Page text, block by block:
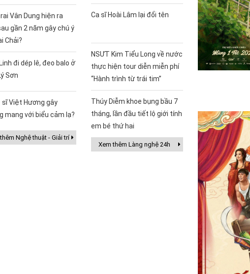
Vân Dung hiện ra
gần 2 năm gây chú ý
Chải?
đi dép lê, đeo balo ở
Sơn
sĩ Việt Hương gây
mang với biểu cảm lạ?
Nghệ thuật - Giải trí
Ca sĩ Hoài Lâm lại đổi tên
NSƯT Kim Tiểu Long về nước
thực hiện tour diễn miễn phí
“Hành trình từ trái tim”
Thúy Diễm khoe bụng bầu 7
tháng, lần đầu tiết lộ giới tính
em bé thứ hai
Xem thêm Làng nghệ 24h